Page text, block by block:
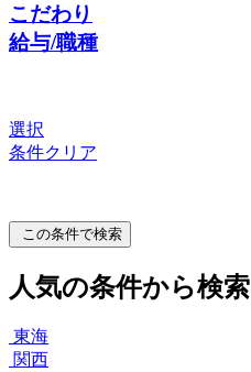
こだわり
給与/職種
選択
条件クリア
この条件で検索
人気の条件から検索
東海
関西